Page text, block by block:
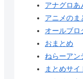
アナグロあ
アニメのま
オールブロ
おまとめ
ねらーアン
まとめサイ